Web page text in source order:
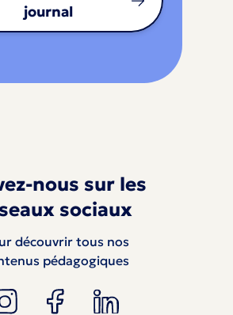
journal
nous sur les
sociaux
découvrir tous nos
pédagogiques